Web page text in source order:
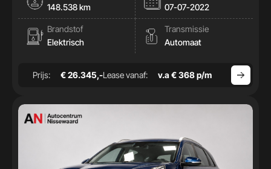
148.538 km
07-07-2022
Brandstof
Elektrisch
Transmissie
Automaat
Prijs: € 26.345,-Lease vanaf: v.a € 368 p/m